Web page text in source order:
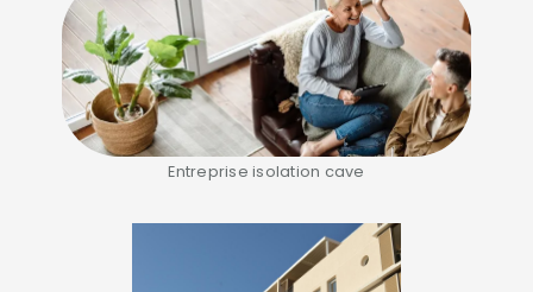
Entreprise isolation cave